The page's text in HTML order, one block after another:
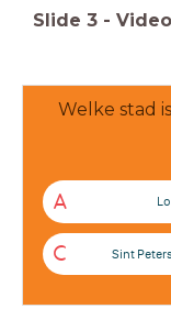
Slide 3 - Video
Welke stad
A
C Sint